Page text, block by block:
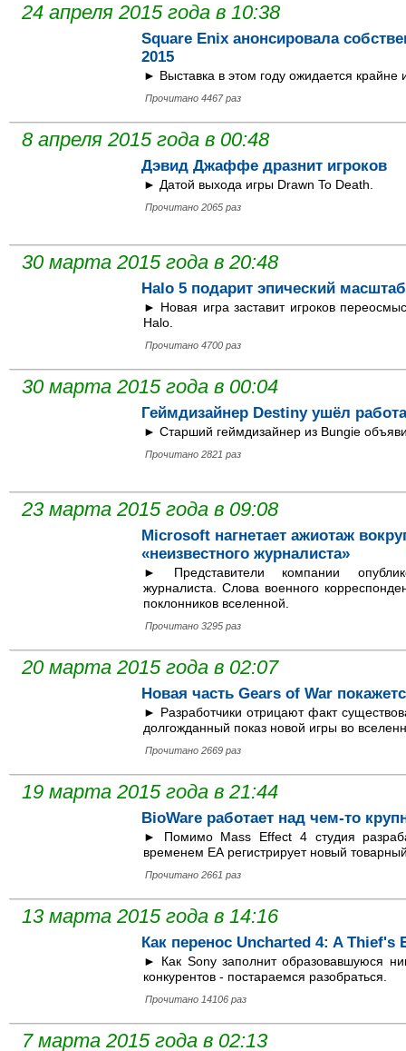
24 апреля 2015 года в 10:38
Square Enix анонсировала
2015
► Выставка в этом году ожидается крайне
Прочитано 4467 раз
8 апреля 2015 года в 00:48
Дэвид Джаффе дразнит игроков
► Датой выхода игры Drawn To Death.
Прочитано 2065 раз
30 марта 2015 года в 20:48
Halo 5 подарит эпический
► Новая игра заставит игроков
Halo.
Прочитано 4700 раз
30 марта 2015 года в 00:04
Геймдизайнер Destiny ушёл
► Старший геймдизайнер из Bungie
Прочитано 2821 раз
23 марта 2015 года в 09:08
Microsoft нагнетает ажиотаж
«неизвестного журналиста»
► Представители компании
журналиста. Слова военного
поклонников вселенной.
Прочитано 3295 раз
20 марта 2015 года в 02:07
Новая часть Gears of War
► Разработчики отрицают факт
долгожданный показ новой игры во
Прочитано 2669 раз
19 марта 2015 года в 21:44
BioWare работает над чем-то
► Помимо Mass Effect 4 студия
временем ЕА регистрирует новый
Прочитано 2661 раз
13 марта 2015 года в 14:16
Как перенос Uncharted 4: A
► Как Sony заполнит образовавшуюся
конкурентов - постараемся разобраться.
Прочитано 14106 раз
7 марта 2015 года в 02:13